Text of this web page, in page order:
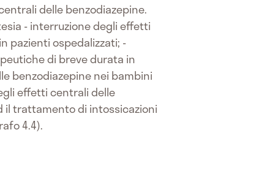
delle benzodiazepine.
- interruzione degli effetti
pazienti ospedalizzati; -
di breve durata in
benzodiazepine nei bambini
effetti centrali delle
il trattamento di intossicazioni
4.4).